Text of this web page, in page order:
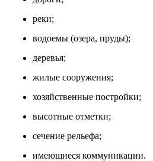
реки;
водоемы (озера, пруды);
деревья;
жилые сооружения;
хозяйственные постройки;
высотные отметки;
сечение рельефа;
имеющиеся коммуникации.